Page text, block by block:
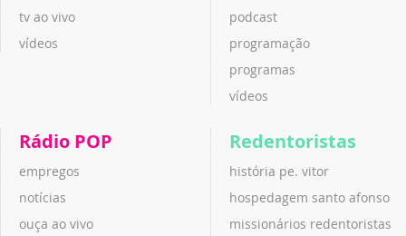
tv ao vivo
vídeos
podcast
programação
programas
vídeos
Rádio POP
empregos
notícias
ouça ao vivo
Redentoristas
história pe. vitor
hospedagem santo afonso
missionários redentoristas